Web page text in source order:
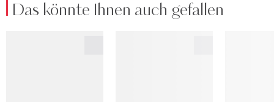
Das könnte Ihnen auch gefallen